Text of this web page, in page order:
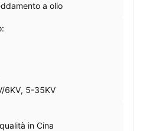
a olio
6KV, 5-35KV
in Cina